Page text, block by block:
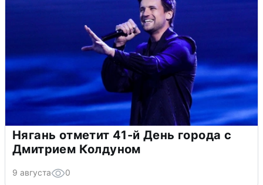
Нягань отметит 41-й День города с
Дмитрием Колдуном
9 августа 0